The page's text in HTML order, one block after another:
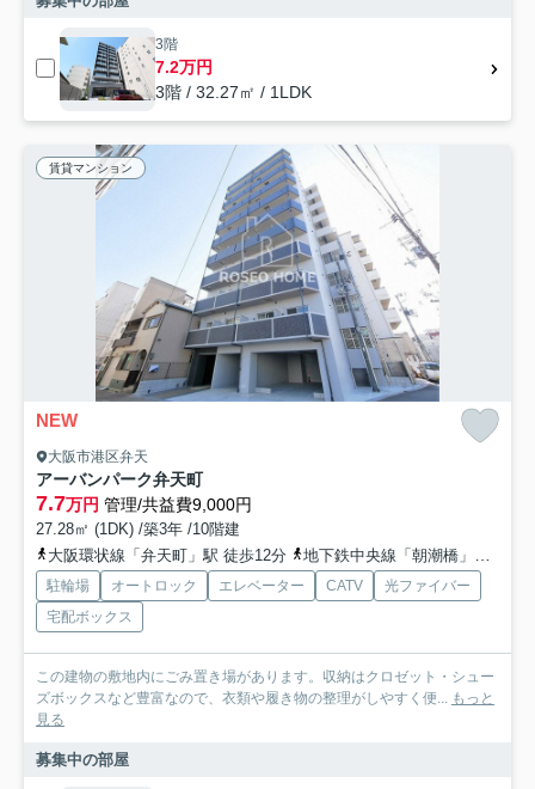
3階
7.2万円
3階 / 32.27㎡ / 1LDK
賃貸マンション
NEW
大阪市港区弁天
アーバンパーク弁天町
7.7万円 管理/共益費9,000円
27.28㎡ (1DK) /築3年 /10階建
大阪環状線「弁天町」駅 徒歩12分
地下鉄中央線「朝潮橋」駅 徒歩13分
駐輪場 オートロック エレベーター CATV
光ファイバー
宅配ボックス
この建物の敷地内にごみ置き場があります。収納はクロゼット・シュー
ズボックスなど豊富なので、衣類や履き物の整理がしやすく便... もっと
見る
募集中の部屋